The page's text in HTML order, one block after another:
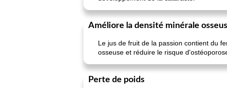
Améliore la densité minérale
Le jus de fruit de la passion contient du
osseuse et réduire le risque
Perte de poids